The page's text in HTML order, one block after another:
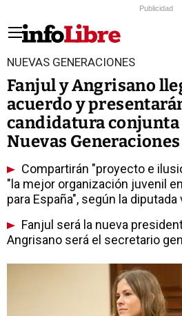
Publicidad
NUEVAS GENERACIONES
Fanjul y Angrisano
acuerdo y
candidatura conjunta
Nuevas Generaciones
Compartirán "proyecto e
"la mejor organización juvenil
para España", según la diputada
Fanjul será la nueva
Angrisano será el secretario